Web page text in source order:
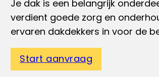
Je dak is een belangrijk
verdient goede zorg en
ervaren dakdekkers in voor de
Start aanvraag